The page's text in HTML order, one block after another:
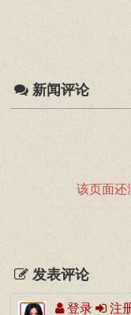
新闻评论
该页面还
发表评论
登录 注